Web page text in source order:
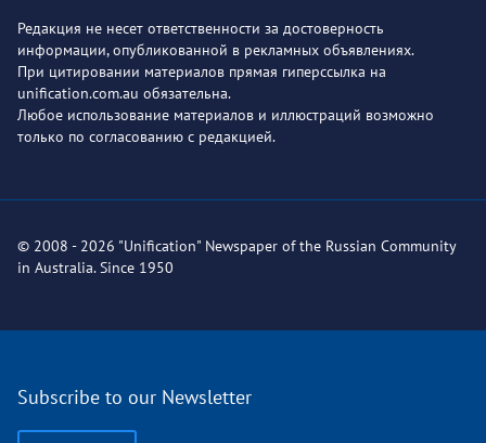
Редакция не несет ответственности за достоверность
информации, опубликованной в рекламных объявлениях.
При цитировании материалов прямая гиперссылка на
unification.com.au обязательна.
Любое использование материалов и иллюстраций возможно
только по согласованию с редакцией.
© 2008 - 2026 "Unification" Newspaper of the Russian Community
in Australia. Since 1950
Subscribe to our Newsletter